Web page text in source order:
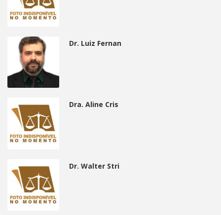
Dr. Luiz Fernan
Dra. Aline Cris
Dr. Walter Stri